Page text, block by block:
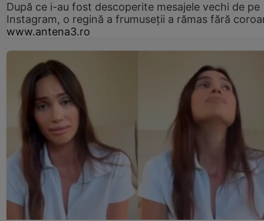
După ce i-au fost descoperite mesajele vechi de pe
Instagram, o regină a frumuseții a rămas fără
www.antena3.ro